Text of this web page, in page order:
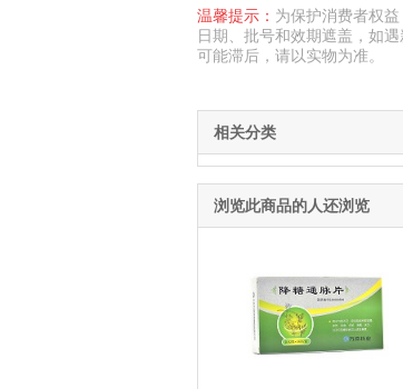
温馨提示： 为保护消费者权
日期、批号和效期遮盖，如
可能滞后，请以实物为准。
相关分类
浏览此商品的人还浏览